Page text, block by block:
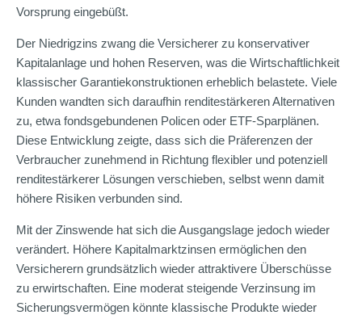
Vorsprung eingebüßt.
Der Niedrigzins zwang die Versicherer zu konservativer
Kapitalanlage und hohen Reserven, was die Wirtschaftlichkeit
klassischer Garantiekonstruktionen erheblich belastete. Viele
Kunden wandten sich daraufhin renditestärkeren Alternativen
zu, etwa fondsgebundenen Policen oder ETF-Sparplänen.
Diese Entwicklung zeigte, dass sich die Präferenzen der
Verbraucher zunehmend in Richtung flexibler und potenziell
renditestärkerer Lösungen verschieben, selbst wenn damit
höhere Risiken verbunden sind.
Mit der Zinswende hat sich die Ausgangslage jedoch wieder
verändert. Höhere Kapitalmarktzinsen ermöglichen den
Versicherern grundsätzlich wieder attraktivere Überschüsse
zu erwirtschaften. Eine moderat steigende Verzinsung im
Sicherungsvermögen könnte klassische Produkte wieder